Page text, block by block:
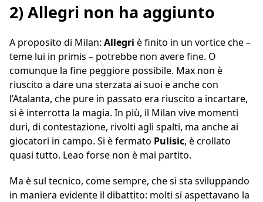
2) Allegri non ha aggiunto
A proposito di Milan: Allegri è finito in un vortice che –
teme lui in primis – potrebbe non avere fine. O
comunque la fine peggiore possibile. Max non è
riuscito a dare una sterzata ai suoi e anche con
l’Atalanta, che pure in passato era riuscito a incartare,
si è interrotta la magia. In più, il Milan vive momenti
duri, di contestazione, rivolti agli spalti, ma anche ai
giocatori in campo. Si è fermato Pulisic, è crollato
quasi tutto. Leao forse non è mai partito.
Ma è sul tecnico, come sempre, che si sta sviluppando
in maniera evidente il dibattito: molti si aspettavano la